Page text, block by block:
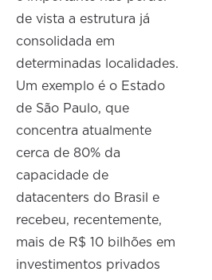
de vista a estrutura já
consolidada em
determinadas localidades.
Um exemplo é o Estado
de São Paulo, que
concentra atualmente
cerca de 80% da
capacidade de
datacenters do Brasil e
recebeu, recentemente,
mais de R$ 10 bilhões em
investimentos privados